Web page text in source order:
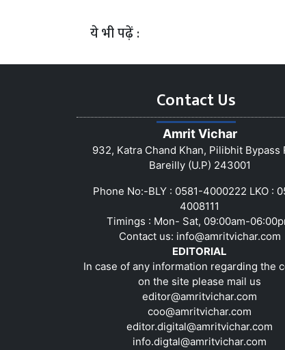
ये भी पढ़ें :
Contact Us
Amrit Vichar
932, Katra Chand Khan, Pilibhit Bypass
Bareilly (U.P) 243001
Phone No:-BLY : 0581-4000222 LKO :
4008111
Timings : Mon- Sat, 09:00am-
Contact us: info@amritvichar.com
EDITORIAL
In case of any information regarding the
on the site please mail us
editor@amritvichar.com
coo@amritvichar.com
editor.digital@amritvichar.com
info.digtal@amritvichar.com